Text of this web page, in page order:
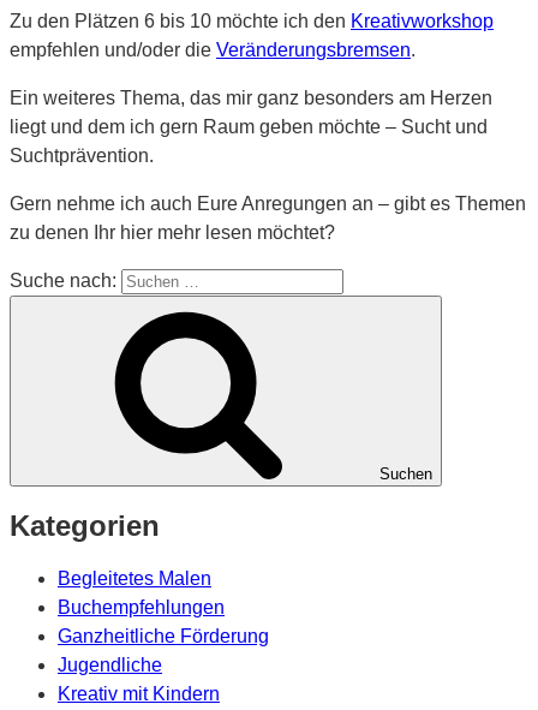
Zu den Plätzen 6 bis 10 möchte ich den Kreativworkshop
empfehlen und/oder die Veränderungsbremsen.
Ein weiteres Thema, das mir ganz besonders am Herzen
liegt und dem ich gern Raum geben möchte – Sucht und
Suchtprävention.
Gern nehme ich auch Eure Anregungen an – gibt es Themen
zu denen Ihr hier mehr lesen möchtet?
Suche nach:
Suchen
Kategorien
Begleitetes Malen
Buchempfehlungen
Ganzheitliche Förderung
Jugendliche
Kreativ mit Kindern